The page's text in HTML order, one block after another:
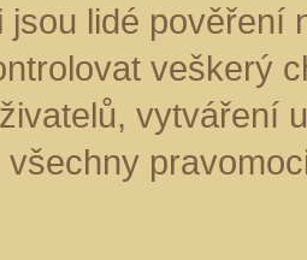
jsou lidé pověření
veškerý
vytváření